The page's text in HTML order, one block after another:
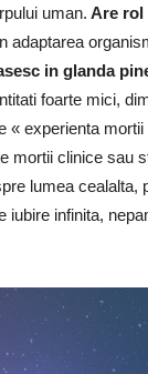
uman. Are rol
adaptarea
in glanda
foarte mici,
experienta
mortii clinice sau
lumea cealalta,
iubire infinita,